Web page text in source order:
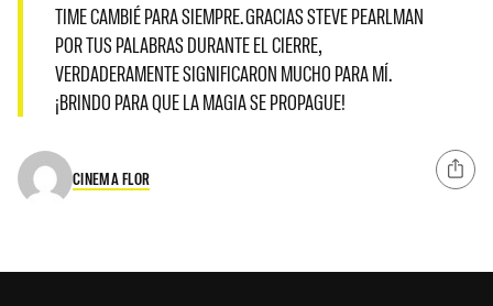
TIME CAMBIÉ PARA SIEMPRE. GRACIAS STEVE PEARLMAN
POR TUS PALABRAS DURANTE EL CIERRE,
VERDADERAMENTE SIGNIFICARON MUCHO PARA MÍ.
¡BRINDO PARA QUE LA MAGIA SE PROPAGUE!
CINEMA FLOR